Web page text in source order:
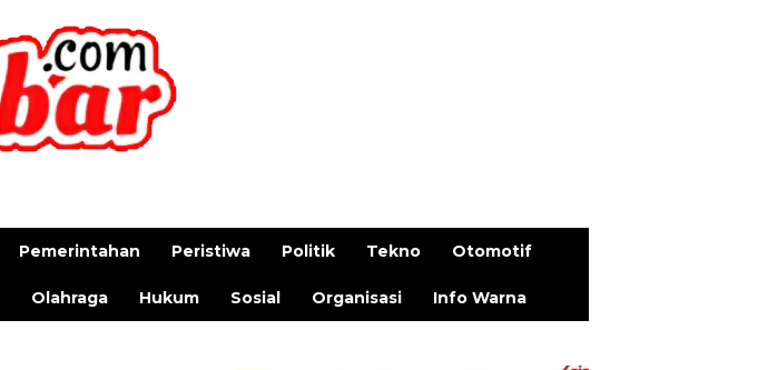
Pemerintahan Peristiwa Politik Tekno Otomotif
Olahraga Hukum Sosial Organisasi Info Warna